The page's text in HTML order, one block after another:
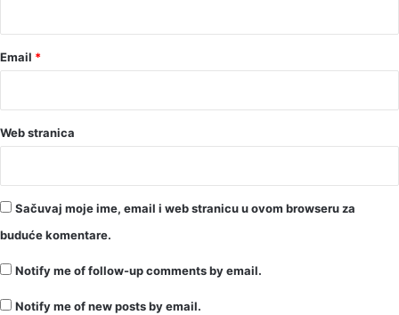
Email *
Web stranica
Sačuvaj moje ime, email i web stranicu u ovom browseru za
buduće komentare.
Notify me of follow-up comments by email.
Notify me of new posts by email.